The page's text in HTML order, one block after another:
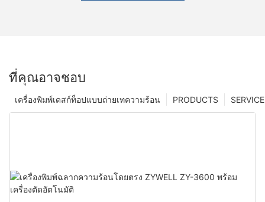
ที่คุณอาจชอบ
SERVICE
PRODUCTS
เครื่องพิมพ์เดสก์ท็อปแบบถ่ายเทความร้อน